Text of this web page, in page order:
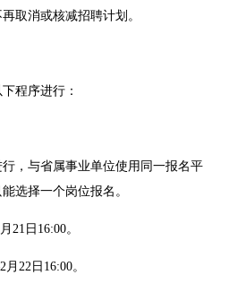
取消或核减招聘计划。
程序进行：
，与省属事业单位使用同一报名平
选择一个岗位报名。
21日16:00。
22日16:00。